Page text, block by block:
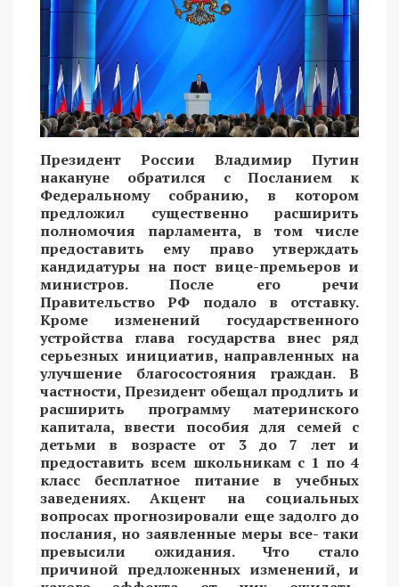
Президент России Владимир Путин
накануне обратился с Посланием к
Федеральному собранию, в котором
предложил существенно расширить
полномочия парламента, в том числе
предоставить ему право утверждать
кандидатуры на пост вице-премьеров и
министров. После его речи
Правительство РФ подало в отставку.
Кроме изменений государственного
устройства глава государства внес ряд
серьезных инициатив, направленных на
улучшение благосостояния граждан. В
частности, Президент обещал продлить и
расширить программу материнского
капитала, ввести пособия для семей с
детьми в возрасте от 3 до 7 лет и
предоставить всем школьникам с 1 по 4
класс бесплатное питание в учебных
заведениях. Акцент на социальных
вопросах прогнозировали еще задолго до
послания, но заявленные меры все- таки
превысили ожидания. Что стало
причиной предложенных изменений, и